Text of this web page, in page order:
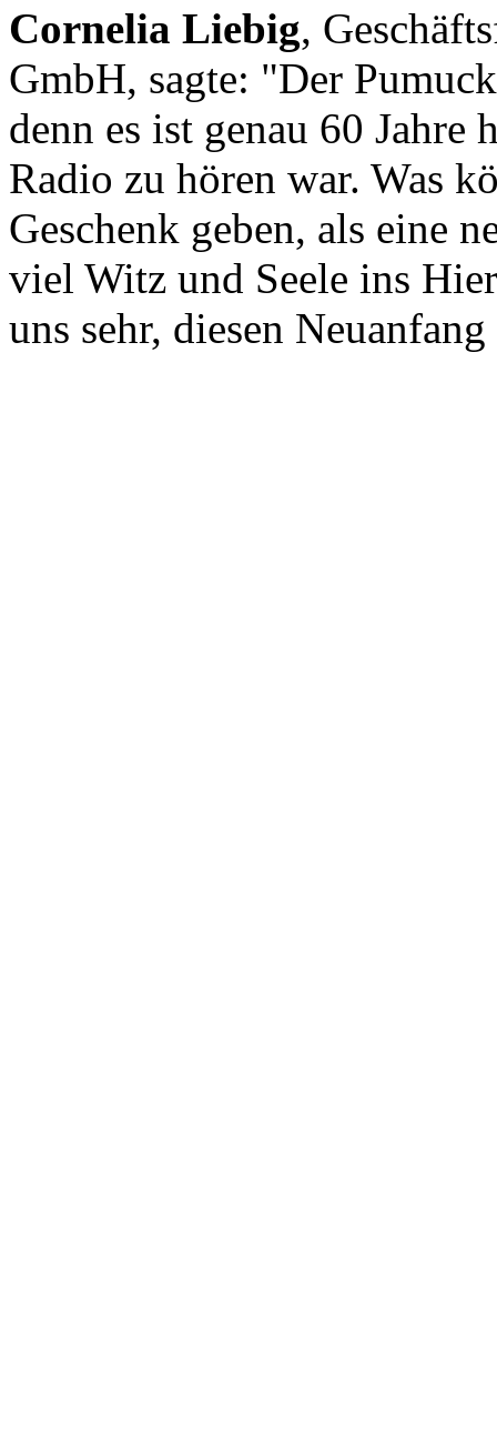
Cornelia Liebig,
GmbH, sagte: "Der
denn es ist genau 60 Jahre
Radio zu hören war. Was
Geschenk geben, als eine
viel Witz und Seele ins
uns sehr, diesen